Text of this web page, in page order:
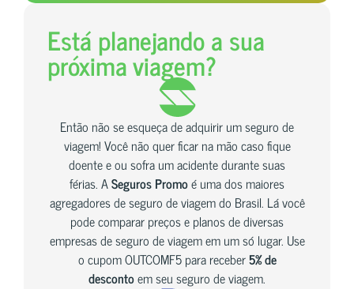
Está planejando a sua
próxima viagem?
Então não se esqueça de adquirir um seguro de
viagem! Você não quer ficar na mão caso fique
doente e ou sofra um acidente durante suas
férias. ASeguros Promoé uma dos maiores
agregadores de seguro de viagem do Brasil. Lá você
pode comparar preços e planos de diversas
empresas de seguro de viagem em um só lugar. Use
o cupom OUTCOMF5 para receber5% de
descontoem seu seguro de viagem.